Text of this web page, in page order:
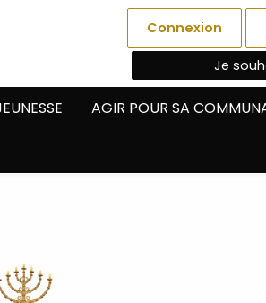
Connexion
Je
AGIR POUR SA